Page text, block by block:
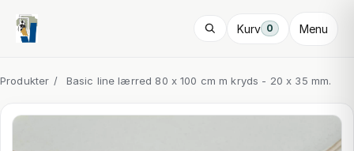
Kurv 0 Menu
Produkter / Basic line lærred 80 x 100 cm m kryds - 20 x 35 mm.